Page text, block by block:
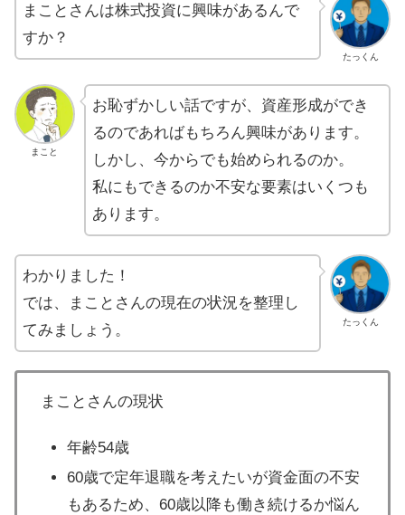
たっくん
まことさんは株式投資に興味があるんで
すか？
まこと
お恥ずかしい話ですが、資産形成ができ
るのであればもちろん興味があります。
しかし、今からでも始められるのか。
私にもできるのか不安な要素はいくつも
あります。
たっくん
わかりました！
では、まことさんの現在の状況を整理し
てみましょう。
まことさんの現状
年齢54歳
60歳で定年退職を考えたいが資金面の不安
もあるため、60歳以降も働き続けるか悩ん